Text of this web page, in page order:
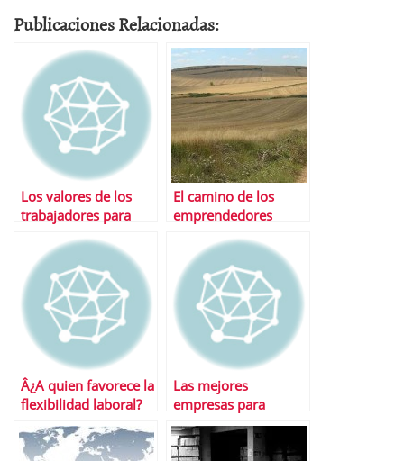
Publicaciones Relacionadas:
Los valores de los
trabajadores para
El camino de los
emprendedores
Â¿A quien favorece la
flexibilidad laboral?
Las mejores
empresas para
trabajar en EspaÃ±a